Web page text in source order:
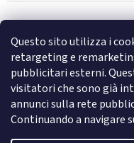
Questo sito utilizza i
retargeting e
pubblicitari esterni.
visitatori che sono già
annunci sulla rete
Continuando a navigare